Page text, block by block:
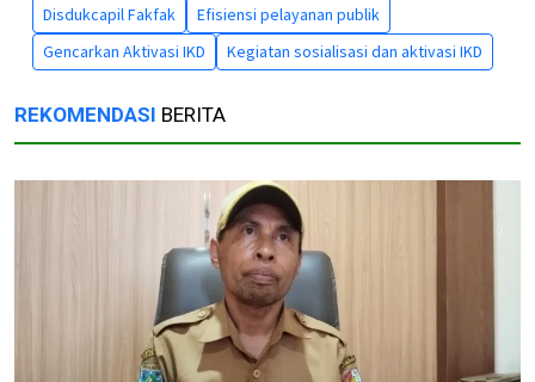
Disdukcapil Fakfak
Efisiensi pelayanan publik
Gencarkan Aktivasi IKD
Kegiatan sosialisasi dan aktivasi IKD
REKOMENDASI BERITA